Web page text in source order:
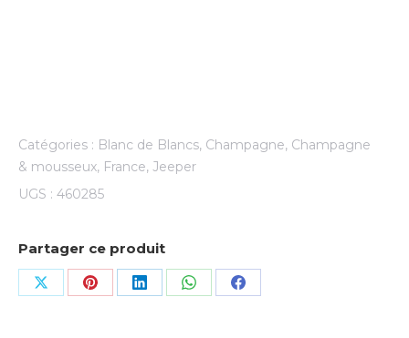
Catégories : Blanc de Blancs, Champagne, Champagne
& mousseux, France, Jeeper
UGS : 460285
Partager ce produit
Share Share Share Share Share